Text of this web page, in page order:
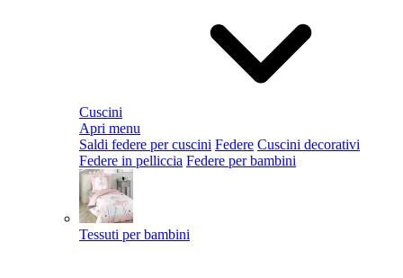
Cuscini
Apri menu
Saldi federe per cuscini Federe Cuscini decorativi
Federe in pelliccia Federe per bambini
Tessuti per bambini